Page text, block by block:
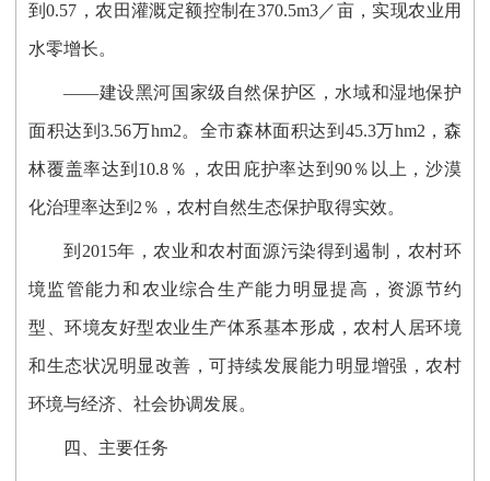
到0.57，农田灌溉定额控制在370.5m3／亩，实现农业用
水零增长。
——建设黑河国家级自然保护区，水域和湿地保护
面积达到3.56万hm2。全市森林面积达到45.3万hm2，森
林覆盖率达到10.8％，农田庇护率达到90％以上，沙漠
化治理率达到2％，农村自然生态保护取得实效。
到2015年，农业和农村面源污染得到遏制，农村环
境监管能力和农业综合生产能力明显提高，资源节约
型、环境友好型农业生产体系基本形成，农村人居环境
和生态状况明显改善，可持续发展能力明显增强，农村
环境与经济、社会协调发展。
四、主要任务